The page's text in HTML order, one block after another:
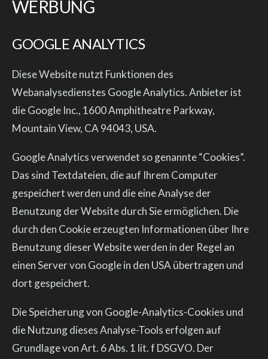
WERBUNG
GOOGLE ANALYTICS
Diese Website nutzt Funktionen des
Webanalysedienstes Google Analytics. Anbieter ist
die Google Inc., 1600 Amphitheatre Parkway,
Mountain View, CA 94043, USA.
Google Analytics verwendet so genannte “Cookies”.
Das sind Textdateien, die auf Ihrem Computer
gespeichert werden und die eine Analyse der
Benutzung der Website durch Sie ermöglichen. Die
durch den Cookie erzeugten Informationen über Ihre
Benutzung dieser Website werden in der Regel an
einen Server von Google in den USA übertragen und
dort gespeichert.
Die Speicherung von Google-Analytics-Cookies und
die Nutzung dieses Analyse-Tools erfolgen auf
Grundlage von Art. 6 Abs. 1 lit. f DSGVO. Der